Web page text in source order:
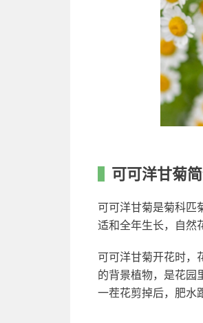
可可洋甘菊
可可洋甘菊是菊科匹
适和全年生长，自然
可可洋甘菊开花时，
的背景植物，是花园
一茬花剪掉后，肥水